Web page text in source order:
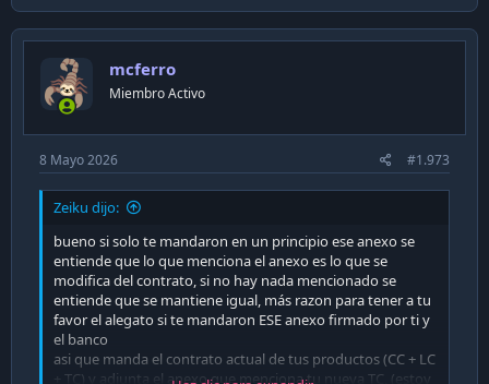
mcferro
Miembro Activo
8 Mayo 2026 #1.973
Zeiku dijo:
bueno si solo te mandaron en un principio ese anexo se
entiende que lo que menciona el anexo es lo que se
modifica del contrato, si no hay nada mencionado se
entiende que se mantiene igual, más razon para tener a tu
favor el alegato si te mandaron ESE anexo firmado por ti y
el banco
asi que manda el contrato actual de tus productos (CC + LC
+ TC) y adjunta el anexo que menciona tu nueva TC, (estoy